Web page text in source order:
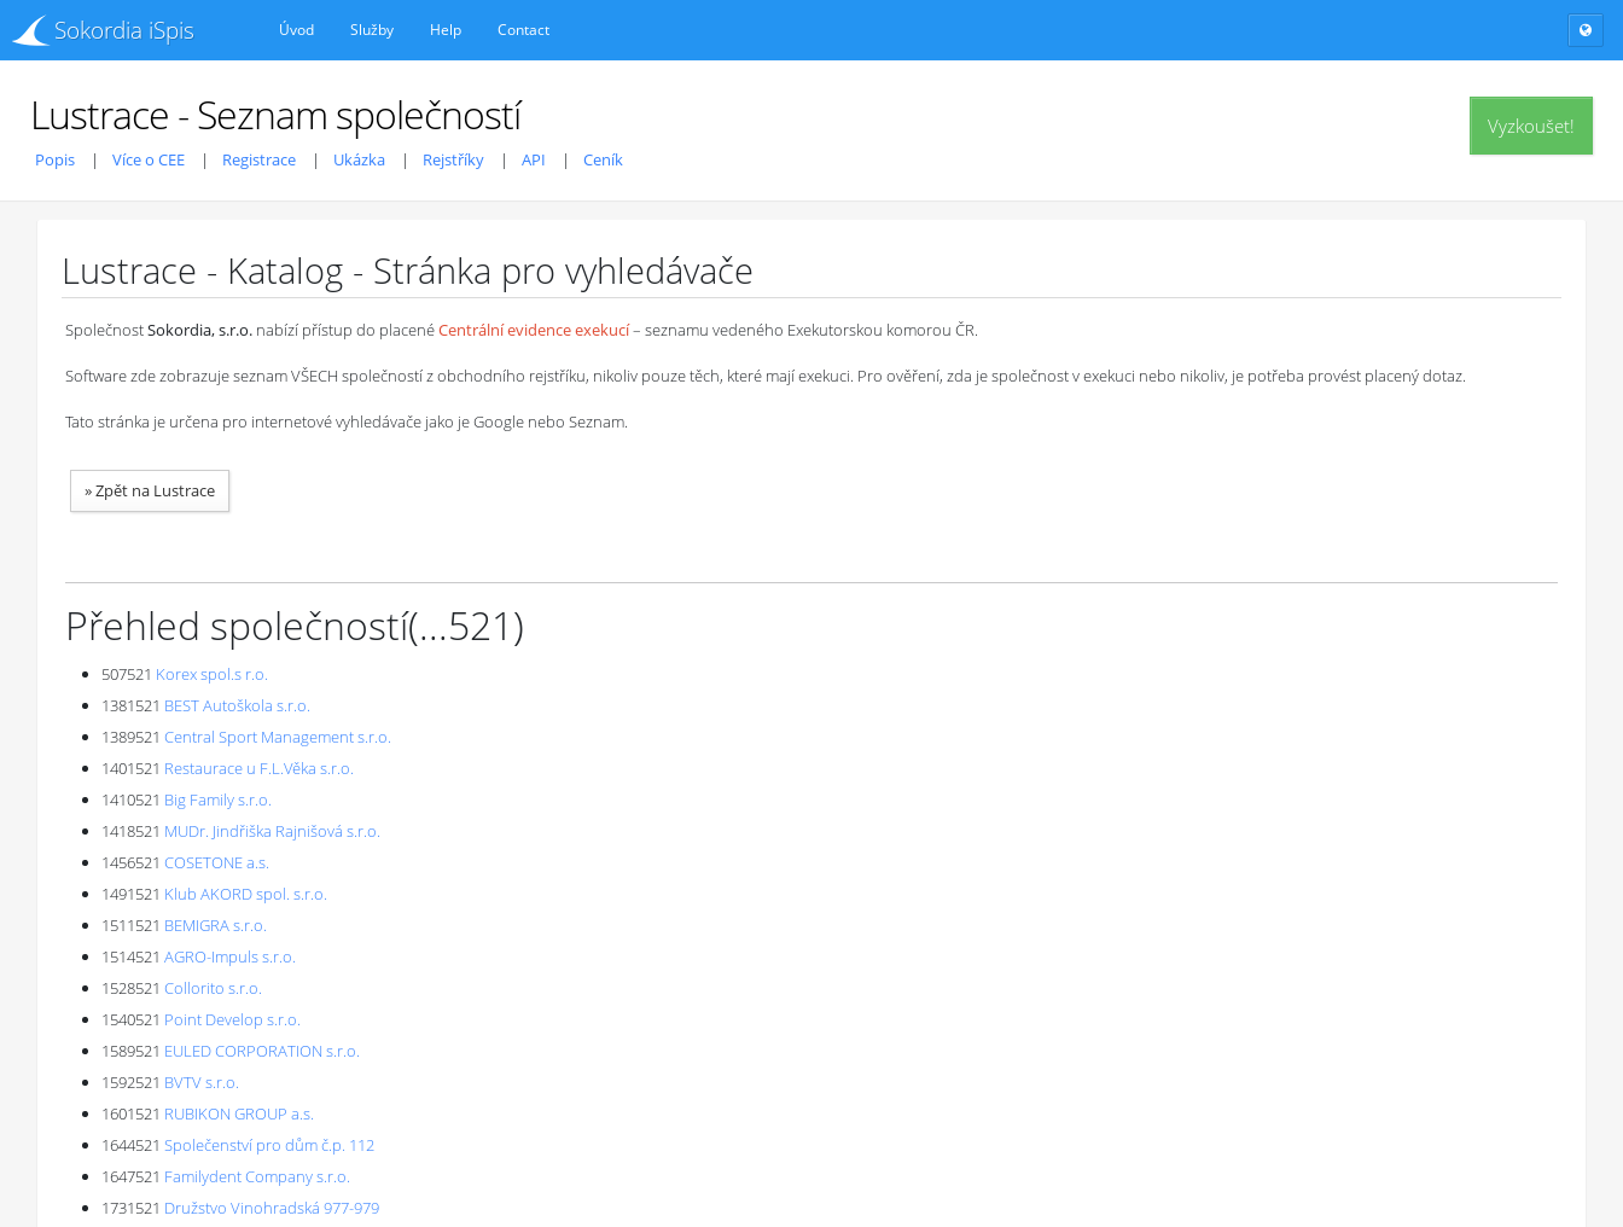
Sokordia iSpis Úvod Služby Help Contact
Vyzkoušet!
Lustrace - Seznam společností
Popis Více o CEE Registrace Ukázka Rejstříky API Ceník
Lustrace - Katalog - Stránka pro vyhledávače
SpolečnostSokordia, s.r.o. nabízí přístup do placenéCentrální evidence exekucí– seznamu vedeného Exekutorskou komorou ČR.
Software zde zobrazuje seznam VŠECH společností z obchodního rejstříku, nikoliv pouze těch, které mají exekuci. Pro ověření, zda je společnost v exekuci nebo nikoliv, je potřeba provést placený dotaz.
Tato stránka je určena pro internetové vyhledávače jako je Google nebo Seznam.
»Zpět na Lustrace
Přehled společností(...521)
507521 Korex spol.s r.o.
1381521 BEST Autoškola s.r.o.
1389521 Central Sport Management s.r.o.
1401521 Restaurace u F.L.Věka s.r.o.
1410521 Big Family s.r.o.
1418521 MUDr. Jindřiška Rajnišová s.r.o.
1456521 COSETONE a.s.
1491521 Klub AKORD spol. s.r.o.
1511521 BEMIGRA s.r.o.
1514521 AGRO-Impuls s.r.o.
1528521 Collorito s.r.o.
1540521 Point Develop s.r.o.
1589521 EULED CORPORATION s.r.o.
1592521 BVTV s.r.o.
1601521 RUBIKON GROUP a.s.
1644521 Společenství pro dům č.p. 112
1647521 Familydent Company s.r.o.
1731521 Družstvo Vinohradská 977-979